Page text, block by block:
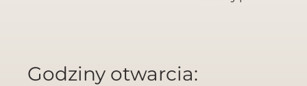
Godziny otwarcia: